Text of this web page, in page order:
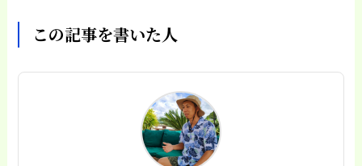
この記事を書いた人